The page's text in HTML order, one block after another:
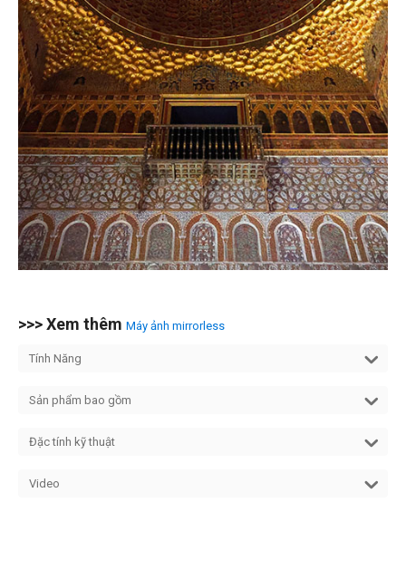
>>> Xem thêm Máy ảnh mirrorless
Tính Năng
Sản phẩm bao gồm
Đặc tính kỹ thuật
Video